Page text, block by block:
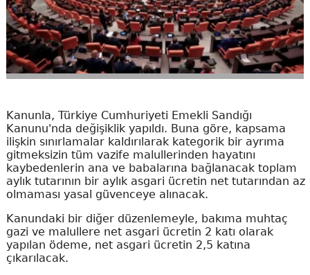
Kanunla, Türkiye Cumhuriyeti Emekli Sandığı
Kanunu'nda değişiklik yapıldı. Buna göre, kapsama
ilişkin sınırlamalar kaldırılarak kategorik bir ayrıma
gitmeksizin tüm vazife malullerinden hayatını
kaybedenlerin ana ve babalarına bağlanacak toplam
aylık tutarının bir aylık asgari ücretin net tutarından az
olmaması yasal güvenceye alınacak.
Kanundaki bir diğer düzenlemeyle, bakıma muhtaç
gazi ve malullere net asgari ücretin 2 katı olarak
yapılan ödeme, net asgari ücretin 2,5 katına
çıkarılacak.